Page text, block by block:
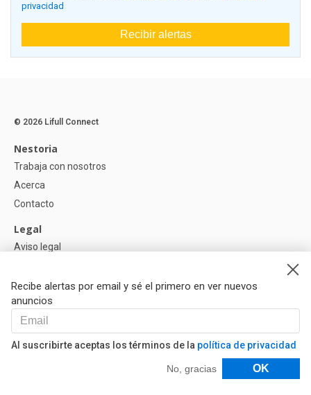
privacidad
Recibir alertas
Recibe alertas por email y sé el primero en ver nuevos
anuncios
Al suscribirte aceptas los términos de la política de privacidad
No, gracias OK
Filtros
© 2026 Lifull Connect
Nestoria
Trabaja con nosotros
Acerca
Contacto
Legal
Aviso legal
Política de Cookies
Ayuda
Preguntas
Nuestros Partners